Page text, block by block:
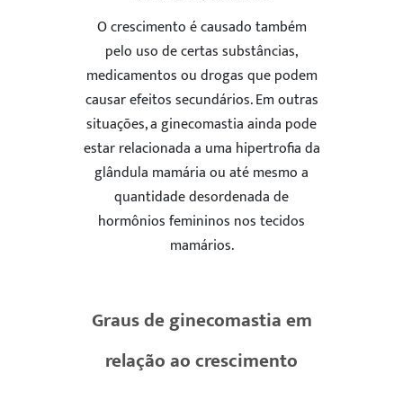
O crescimento é causado também
pelo uso de certas substâncias,
medicamentos ou drogas que podem
causar efeitos secundários. Em outras
situações, a ginecomastia ainda pode
estar relacionada a uma hipertrofia da
glândula mamária ou até mesmo a
quantidade desordenada de
hormônios femininos nos tecidos
mamários.
Graus de ginecomastia em
relação ao crescimento